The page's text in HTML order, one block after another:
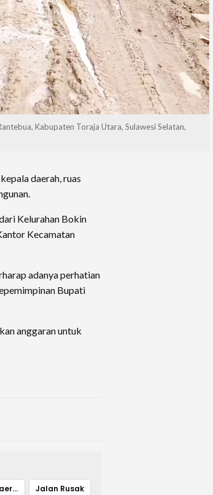
Kabupaten Toraja Utara, Sulawesi Selatan,
daerah, ruas
Kelurahan Bokin
Kecamatan
adanya perhatian
Bupati
anggaran untuk
Infrastruktur Daerah Jalan Rusak